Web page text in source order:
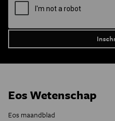
Eos Wetenschap
Eos maandblad